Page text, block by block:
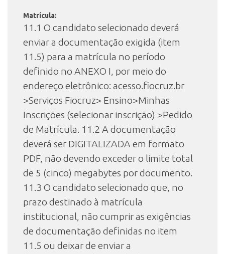
Matrícula:
11.1 O candidato selecionado deverá
enviar a documentação exigida (item
11.5) para a matrícula no período
definido no ANEXO I, por meio do
endereço eletrônico: acesso.fiocruz.br
>Serviços Fiocruz> Ensino>Minhas
Inscrições (selecionar inscrição) >Pedido
de Matrícula. 11.2 A documentação
deverá ser DIGITALIZADA em formato
PDF, não devendo exceder o limite total
de 5 (cinco) megabytes por documento.
11.3 O candidato selecionado que, no
prazo destinado à matrícula
institucional, não cumprir as exigências
de documentação definidas no item
11.5 ou deixar de enviar a